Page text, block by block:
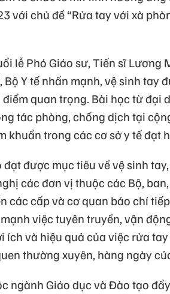
với chủ đề “Rửa tay với xà
lễ Phó Giáo sư, Tiến sĩ Lương
Bộ Y tế nhấn mạnh, vệ sinh tay
quan trọng. Bài học từ đại
tác phòng, chống dịch tại
khuẩn trong các cơ sở y tế đạt
được mục tiêu về vệ sinh
các đơn vị thuộc các Bộ,
các cấp và cơ quan báo chí
việc tuyên truyền, vận
ích và hiệu quả của việc rửa
thường xuyên, hàng ngày
ngành Giáo dục và Đào tạo